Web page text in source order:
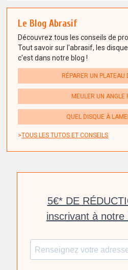
Le Blog Abrasif
Découvrez tous les conseils de
Tout savoir sur l'abrasif, les
c'est dans notre blog !
RÉPARER UN PLATEAU
MEULER UN ANGLE
QUEL DISQUE À
TOUS LES TUTOS ET CONSEILS